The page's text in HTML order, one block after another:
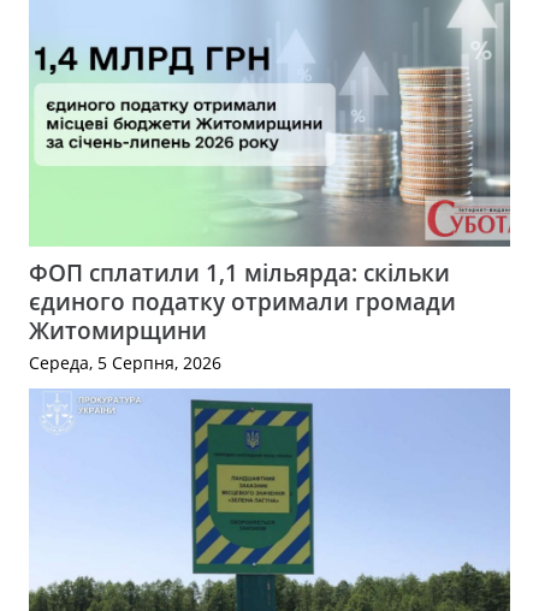
ФОП сплатили 1,1 мільярда: скільки
єдиного податку отримали громади
Житомирщини
Середа, 5 Серпня, 2026